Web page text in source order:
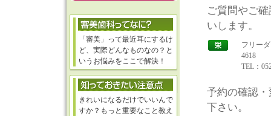
ご質問やご
いします。
フリー
4618
TEL：
予約の確認
下さい。
「審美」って最近耳にするけ
ど、実際どんなものなの？と
いうお悩みをここで解決！
きれいになるだけでいいんで
すか？もっと重要なこと教え